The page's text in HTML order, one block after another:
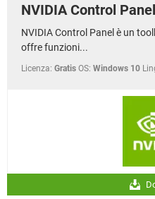
NVIDIA Control Panel
NVIDIA Control Panel è un
offre funzioni...
Licenza: Gratis OS: Windows 10